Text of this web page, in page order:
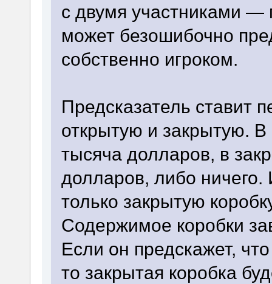
с двумя участниками —
может безошибочно
собственно игроком.
Предсказатель ставит
открытую и закрытую. В
тысяча долларов, в
долларов, либо ничего.
только закрытую
Содержимое коробки
Если он предскажет,
то закрытая коробка